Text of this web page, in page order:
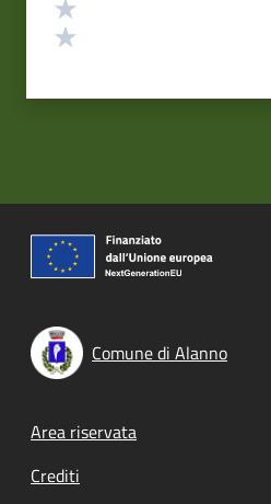
Comune di Alanno
Footer menu
Area riservata
Crediti